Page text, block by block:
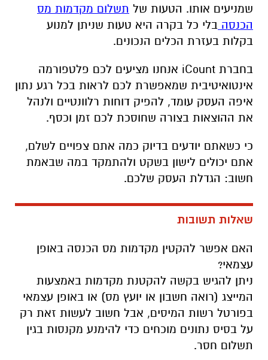
שמניעים אותו. הטעות של תשלום מקדמות מס
הכנסה בלי כל בקרה היא טעות שניתן למנוע
בקלות בעזרת הכלים הנכונים.
בחברת iCount אנחנו מציעים לכם פלטפורמה
אינטואיטיבית שמאפשרת לכם לראות בכל רגע נתון
איפה העסק עומד, להפיק דוחות רלוונטיים ולנהל
את ההוצאות בצורה שחוסכת לכם זמן וכסף.
כי כשאתם יודעים בדיוק כמה אתם צפויים לשלם,
אתם יכולים לישון בשקט ולהתמקד במה שבאמת
חשוב: הגדלת העסק שלכם.
שאלות תשובות
האם אפשר להקטין מקדמות מס הכנסה באופן
עצמאי?
ניתן להגיש בקשה להקטנת מקדמות באמצעות
המייצג (רואה חשבון או יועץ מס) או באופן עצמאי
בפורטל רשות המיסים, אבל חשוב לעשות זאת רק
על בסיס נתונים מוכחים כדי להימנע מקנסות בגין
תשלום חסר.